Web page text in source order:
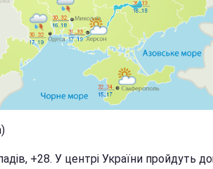
+28. У центрі України пройдуть